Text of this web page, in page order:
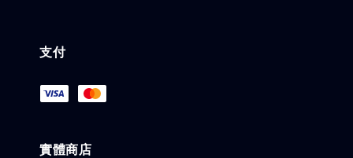
支付
實體商店